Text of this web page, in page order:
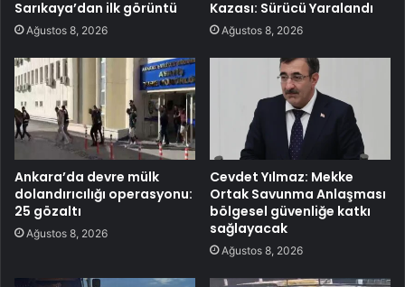
Sarıkaya’dan ilk görüntü
Ağustos 8, 2026
Kazası: Sürücü Yaralandı
Ağustos 8, 2026
Ankara’da devre mülk
dolandırıcılığı operasyonu:
25 gözaltı
Ağustos 8, 2026
Cevdet Yılmaz: Mekke
Ortak Savunma Anlaşması
bölgesel güvenliğe katkı
sağlayacak
Ağustos 8, 2026